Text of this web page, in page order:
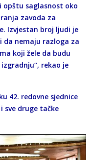
saglasnost oko
zavoda za
Izvjestan broj ljudi je
da nemaju razloga za
koji žele da budu
rekao je
42. redovne sjednice
sve druge tačke